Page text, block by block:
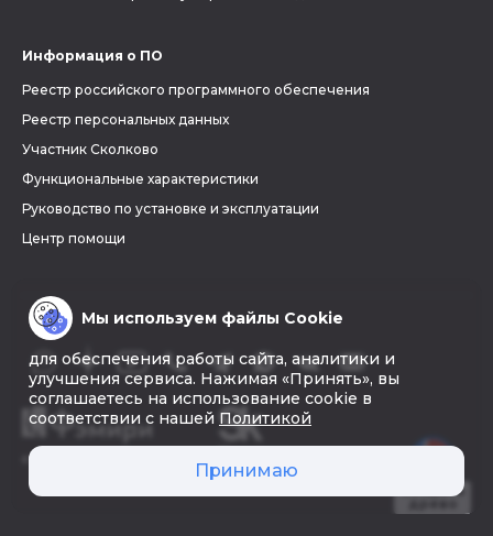
Информация о ПО
Реестр российского программного обеспечения
Реестр персональных данных
Участник Сколково
Функциональные характеристики
Руководство по установке и эксплуатации
Центр помощи
© 2026 «Фэмири»
Мы используем файлы Cookie
для обеспечения работы сайта, аналитики и
улучшения сервиса. Нажимая «Принять», вы
соглашаетесь на использование cookie в
соответствии с нашей Политикой
Принимаю
Создать